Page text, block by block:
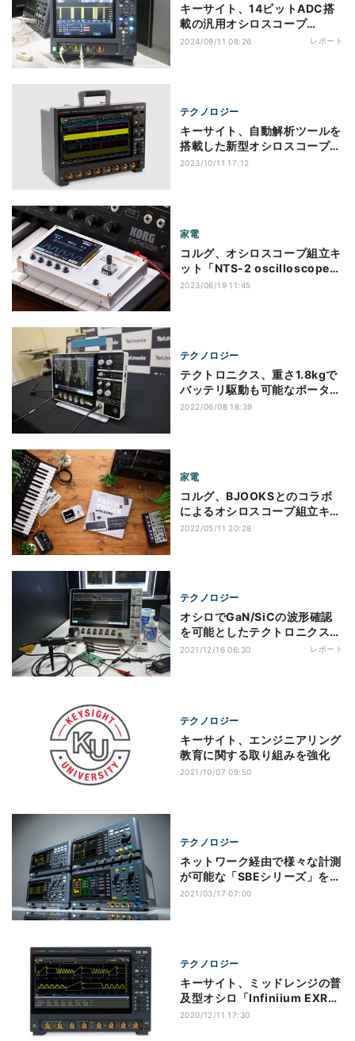
キーサイト、14ビットADC搭
載の汎用オシロスコープ
「InfiniiVision HD3シリー
2024/09/11 08:26 レポート
テクノロジー
キーサイト、自動解析ツールを
搭載した新型オシロスコープを
発表
2023/10/11 17:12
家電
コルグ、オシロスコープ組立キ
ット「NTS-2 oscilloscope
kit」を単体発売
2023/06/19 11:45
テクノロジー
テクトロニクス、重さ1.8kgで
バッテリ駆動も可能なポータブ
ルオシロを発表
2022/06/08 18:39
家電
コルグ、BJOOKSとのコラボ
によるオシロスコープ組立キッ
トと新刊本のセット
2022/05/11 20:28
テクノロジー
オシロでGaN/SiCの波形確認
を可能としたテクトロニクス-
SEMICON Japan 2021
2021/12/16 06:30 レポート
テクノロジー
キーサイト、エンジニアリング
教育に関する取り組みを強化
2021/10/07 09:50
テクノロジー
ネットワーク経由で様々な計測
が可能な「SBEシリーズ」をキ
ーサイトが発表
2021/03/17 07:00
テクノロジー
キーサイト、ミッドレンジの普
及型オシロ「Infiniium EXR」
シリーズを発売
2020/12/11 17:30